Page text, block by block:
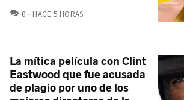
0 COMENTARIOS
HACE 5 HORAS
La mítica película con Clint
Eastwood que fue acusada
de plagio por uno de los